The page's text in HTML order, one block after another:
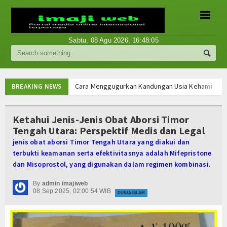
Berita
Internasional
Nasional
Ekonomi
Hukum
Sport
Religi
☰
Sabtu, 08 Agu 2026, 16:48:06
BREAKING NEWS
Cara Menggugurkan Kandungan Usia Kehamilan
Cara Menggugurkan Kandungan Usia Kehamilan
Mencari Informasi Obat Aborsi Misoprostol di
Mencari Informasi Obat Aborsi Misoprostol di
Mencari Informasi Obat Aborsi Misoprostol Di
Mencari Informasi Obat Aborsi Misoprostol Di
Cara Menggugurkan Kandungan Usia Kehamilan
Cara Menggugurkan Kandungan Usia Kehamilan
Cara Menggugurkan Kandungan Usia Kehamilan
Cara Menggugurkan Kandungan Usia
Ketahui Jenis-Jenis Obat Aborsi Timor
Tengah Utara: Perspektif Medis dan Legal
jenis obat aborsi Timor Tengah Utara yang diakui dan
terbukti keamanan serta efektivitasnya adalah Mifepristone
dan Misoprostol, yang digunakan dalam regimen kombinasi.
By admin imajiweb
08 Sep 2025, 02:00:54 WIB
DUNIA ISLAM